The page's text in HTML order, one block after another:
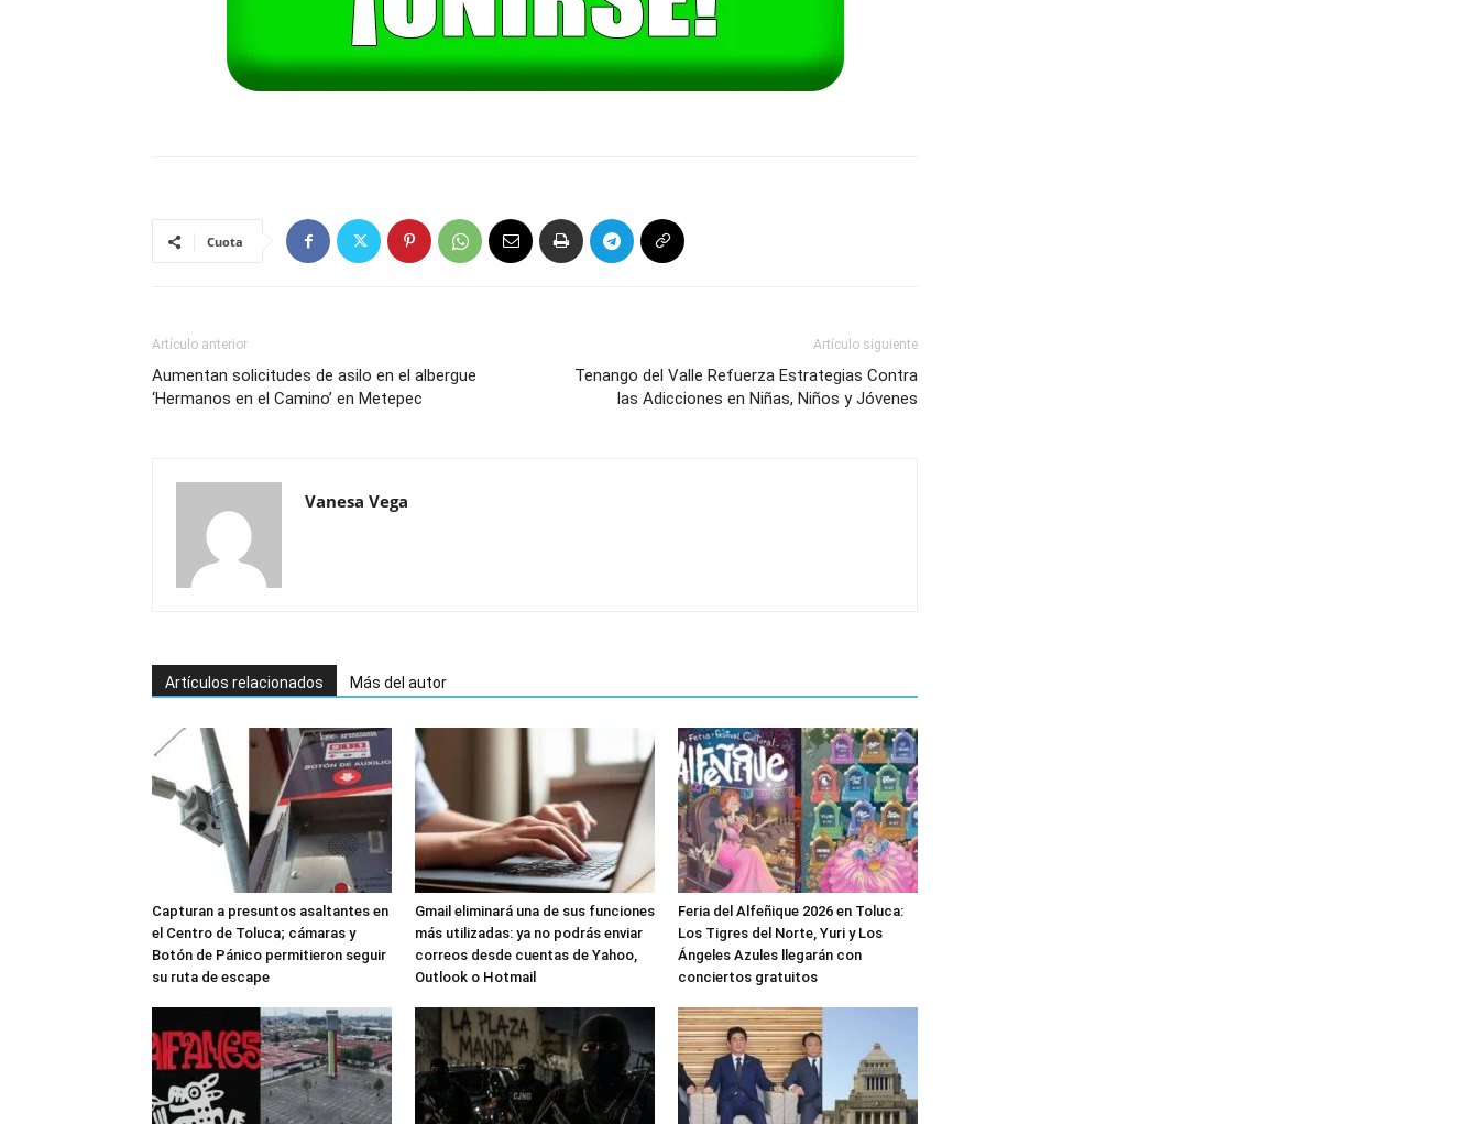
Cuota
Artículo anterior
Aumentan solicitudes de asilo en el albergue
‘Hermanos en el Camino’ en Metepec
Artículo siguiente
Tenango del Valle Refuerza Estrategias Contra
las Adicciones en Niñas, Niños y Jóvenes
Vanesa Vega
Artículos relacionados Más del autor
Capturan a presuntos asaltantes en
el Centro de Toluca; cámaras y
Botón de Pánico permitieron seguir
su ruta de escape
Gmail eliminará una de sus funciones
más utilizadas: ya no podrás enviar
correos desde cuentas de Yahoo,
Outlook o Hotmail
Feria del Alfeñique 2026 en Toluca:
Los Tigres del Norte, Yuri y Los
Ángeles Azules llegarán con
conciertos gratuitos